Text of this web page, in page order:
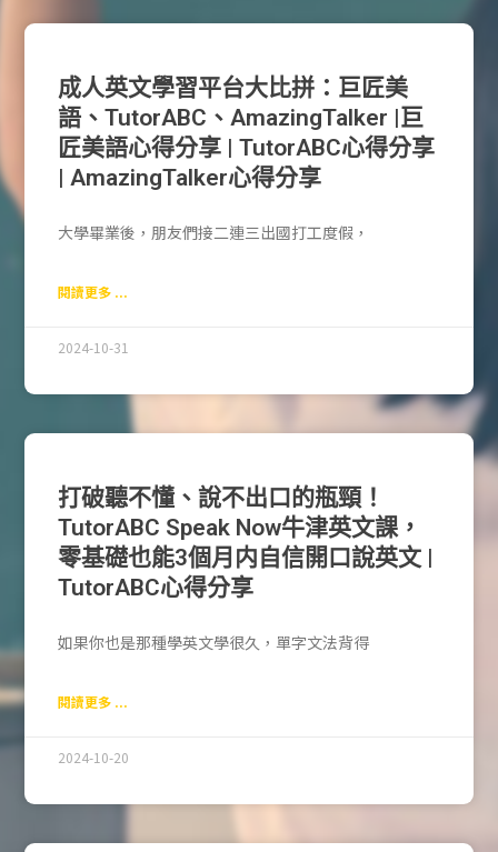
成人英文學習平台大比拼：巨匠美
語、TutorABC、AmazingTalker |巨
匠美語心得分享 | TutorABC心得分享
| AmazingTalker心得分享
大學畢業後，朋友們接二連三出國打工度假，
閱讀更多 ...
2024-10-31
打破聽不懂、說不出口的瓶頸！
TutorABC Speak Now牛津英文課，
零基礎也能3個月内自信開口說英文 |
TutorABC心得分享
如果你也是那種學英文學很久，單字文法背得
閱讀更多 ...
2024-10-20